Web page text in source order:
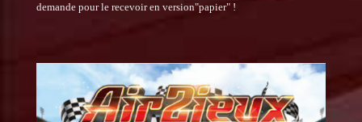
demande pour le recevoir en version"papier" !